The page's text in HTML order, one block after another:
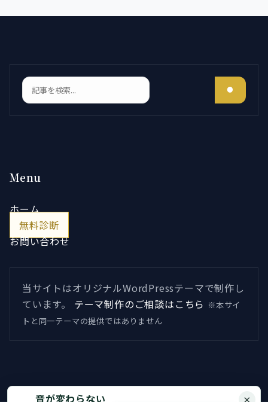
検索
Menu
ホーム
無料診断
お問い合わせ
当サイトはオリジナルWordPressテーマで制作し
ています。
テーマ制作のご相談はこちら ※本サイ
トと同一テーマの提供ではありません
音が変わらない